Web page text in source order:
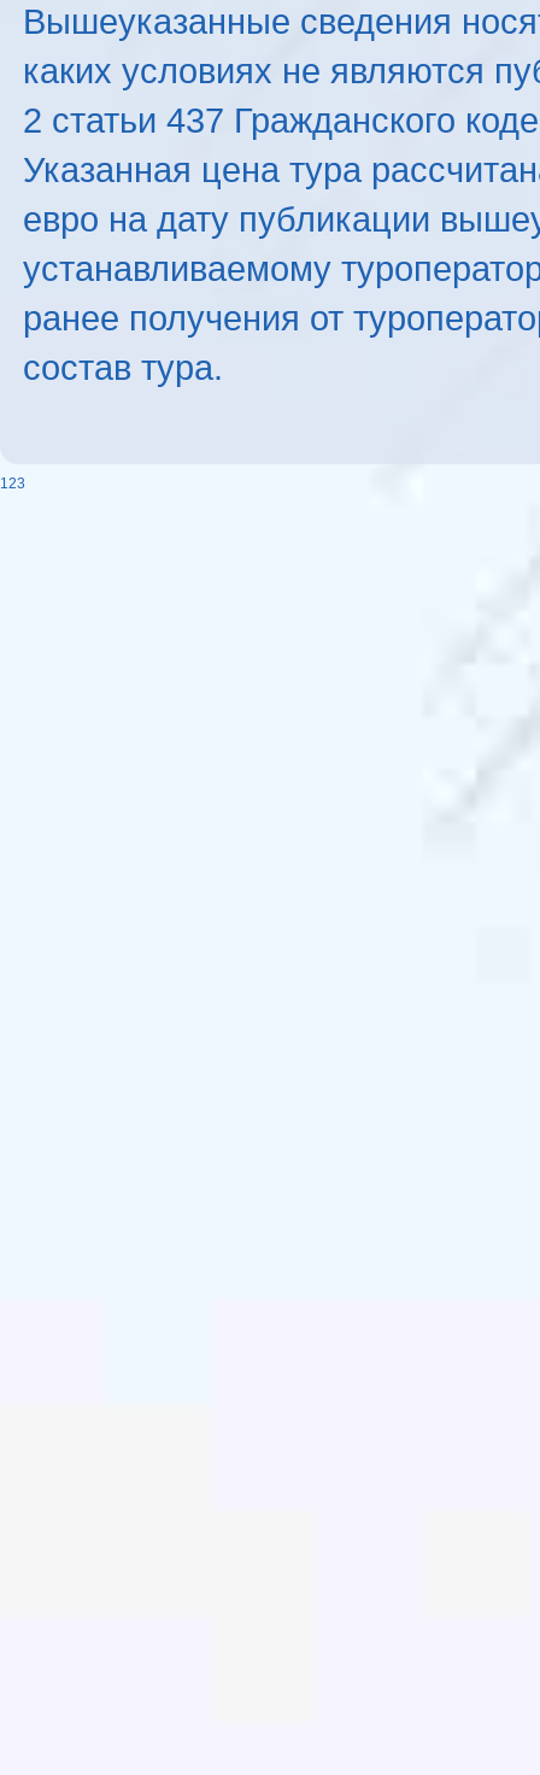
Вышеуказанные сведения
каких условиях не являются
2 статьи 437 Гражданского
Указанная цена тура
евро на дату публикации
устанавливаемому
ранее получения от
состав тура.
123